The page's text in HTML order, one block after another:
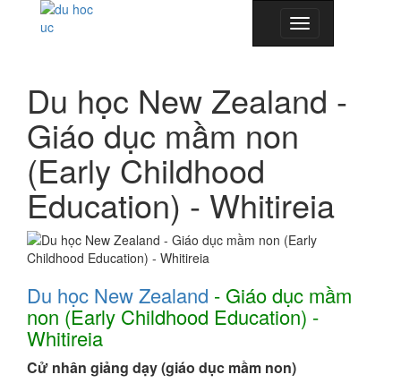
Toggle
navigation
Du học New Zealand -
Giáo dục mầm non
(Early Childhood
Education) - Whitireia
Du học New Zealand - Giáo dục mầm
non (Early Childhood Education) -
Whitireia
Cử nhân giảng dạy (giáo dục mầm non)